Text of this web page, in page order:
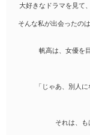
大好きなドラマを見て
そんな私が出会ったの
帆高は、女優を
「じゃあ、別人
それは、も